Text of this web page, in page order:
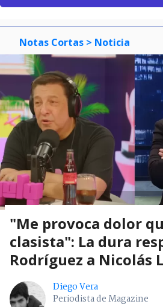
Notas Cortas > Noticia
"Me provoca dolor
clasista": La dura
Rodríguez a Nicolás
Diego Vera
Periodista de Magazine